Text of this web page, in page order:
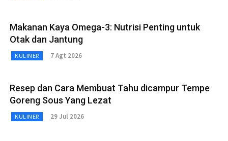
Makanan Kaya Omega-3: Nutrisi Penting untuk
Otak dan Jantung
KULINER 7 Agt 2026
Resep dan Cara Membuat Tahu dicampur Tempe
Goreng Sous Yang Lezat
KULINER 29 Jul 2026